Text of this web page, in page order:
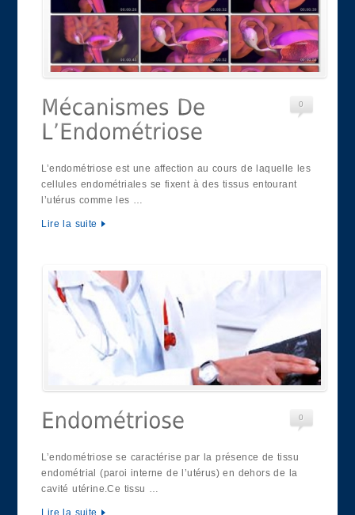
0
L’endométriose est une affection au cours de laquelle les
cellules endométriales se fixent à des tissus entourant
l’utérus comme les …
Lire la suite
0
L’endométriose se caractérise par la présence de tissu
endométrial (paroi interne de l’utérus) en dehors de la
cavité utérine.Ce tissu …
Lire la suite